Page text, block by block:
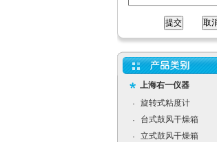
上海右一仪器
·
旋转式粘度计
·
台式鼓风干燥箱
·
立式鼓风干燥箱